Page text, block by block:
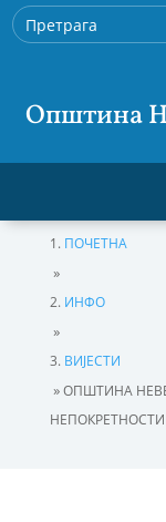
Општина
ПОЧЕТНА
»
ИНФО
»
ВИЈЕСТИ
»ОПШТИНА